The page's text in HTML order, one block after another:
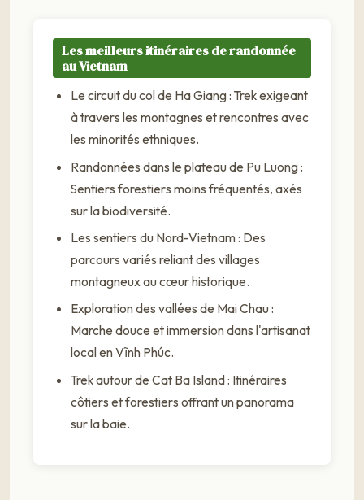
Les meilleurs itinéraires de randonnée
au Vietnam
Le circuit du col de Ha Giang : Trek exigeant
à travers les montagnes et rencontres avec
les minorités ethniques.
Randonnées dans le plateau de Pu Luong :
Sentiers forestiers moins fréquentés, axés
sur la biodiversité.
Les sentiers du Nord-Vietnam : Des
parcours variés reliant des villages
montagneux au cœur historique.
Exploration des vallées de Mai Chau :
Marche douce et immersion dans l'artisanat
local en Vĩnh Phúc.
Trek autour de Cat Ba Island : Itinéraires
côtiers et forestiers offrant un panorama
sur la baie.